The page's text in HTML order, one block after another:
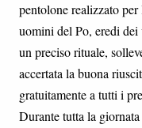
pentolone realizzato
uomini del Po, eredi
un preciso rituale,
accertata la buona
gratuitamente a tutti i
Durante tutta la